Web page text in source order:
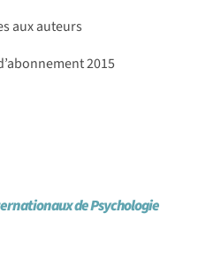
aux auteurs
2015
de Psychologie